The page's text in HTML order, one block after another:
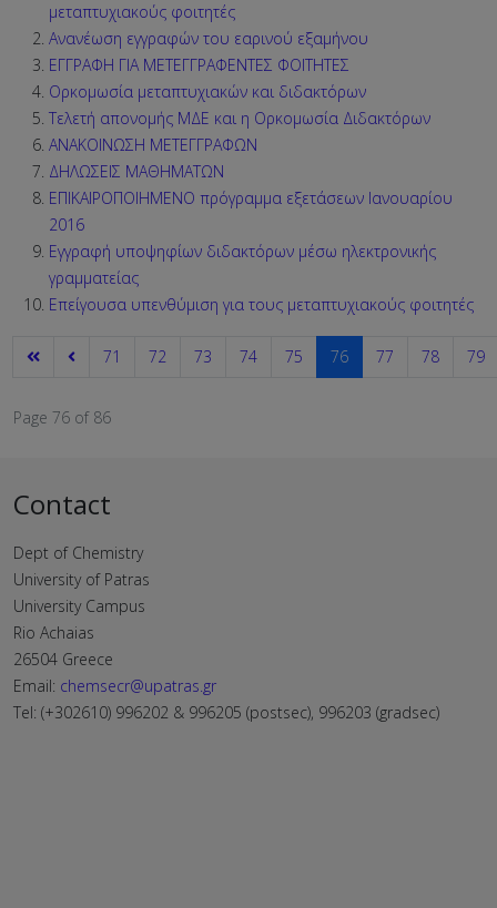
μεταπτυχιακούς φοιτητές
Aνανέωση εγγραφών του εαρινού εξαμήνου
ΕΓΓΡΑΦΗ ΓΙΑ ΜΕΤΕΓΓΡΑΦΕΝΤΕΣ ΦΟΙΤΗΤΕΣ
Oρκομωσία μεταπτυχιακών και διδακτόρων
Tελετή απονομής ΜΔΕ και η Ορκομωσία Διδακτόρων
ΑΝΑΚΟΙΝΩΣΗ ΜΕΤΕΓΓΡΑΦΩΝ
ΔΗΛΩΣΕΙΣ ΜΑΘΗΜΑΤΩΝ
ΕΠΙΚΑΙΡΟΠΟΙΗΜΕΝΟ πρόγραμμα εξετάσεων Ιανουαρίου
2016
Εγγραφή υποψηφίων διδακτόρων μέσω ηλεκτρονικής
γραμματείας
Επείγουσα υπενθύμιση για τους μεταπτυχιακούς φοιτητές
71 72 73 74 75 76 77 78 79
Page 76 of 86
Contact
Dept of Chemistry
University of Patras
University Campus
Rio Achaias
26504 Greece
Email: chemsecr@upatras.gr
Tel: (+302610) 996202 & 996205 (postsec), 996203 (gradsec)